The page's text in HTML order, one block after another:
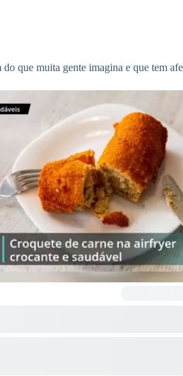
que muita gente imagina e que tem